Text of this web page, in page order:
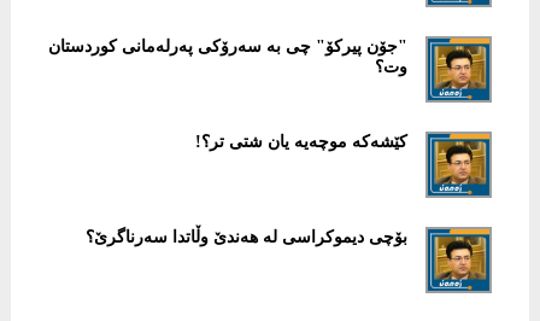
"جۆن پیرکۆ" چی بە سەرۆکی پەرلەمانی کوردستان
وت؟
کێشەکە موچەیە یان شتی تر؟!
بۆچی دیموکراسی لە ھەندێ وڵاتدا سەرناگرێ؟